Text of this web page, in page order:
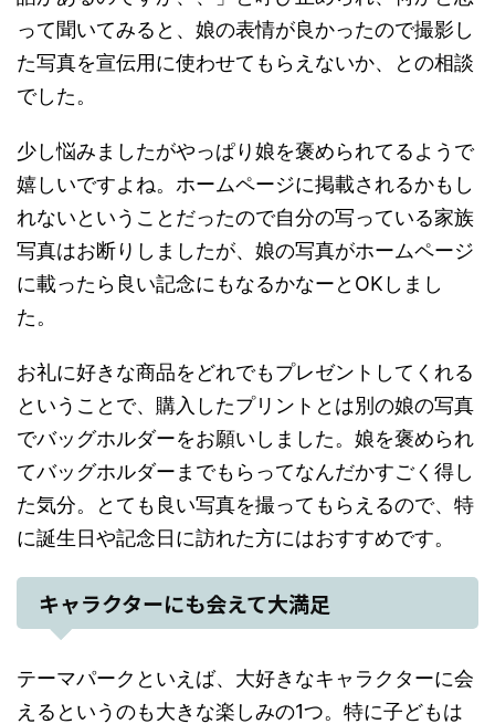
って聞いてみると、娘の表情が良かったので撮影し
た写真を宣伝用に使わせてもらえないか、との相談
でした。
少し悩みましたがやっぱり娘を褒められてるようで
嬉しいですよね。ホームページに掲載されるかもし
れないということだったので自分の写っている家族
写真はお断りしましたが、娘の写真がホームページ
に載ったら良い記念にもなるかなーとOKしまし
た。
お礼に好きな商品をどれでもプレゼントしてくれる
ということで、購入したプリントとは別の娘の写真
でバッグホルダーをお願いしました。娘を褒められ
てバッグホルダーまでもらってなんだかすごく得し
た気分。とても良い写真を撮ってもらえるので、特
に誕生日や記念日に訪れた方にはおすすめです。
キャラクターにも会えて大満足
テーマパークといえば、大好きなキャラクターに会
えるというのも大きな楽しみの1つ。特に子どもは